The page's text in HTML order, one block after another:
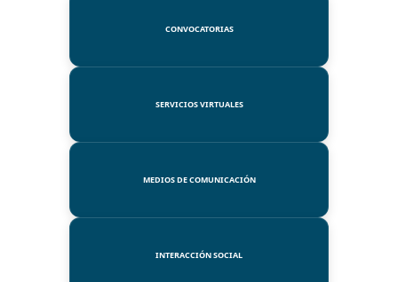
CONVOCATORIAS
SERVICIOS VIRTUALES
MEDIOS DE COMUNICACIÓN
INTERACCIÓN SOCIAL